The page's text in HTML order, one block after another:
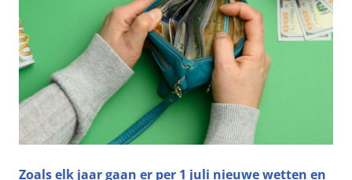
Zoals elk jaar gaan er per 1 juli nieuwe wetten en